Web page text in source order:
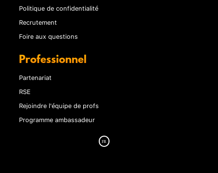
Politique de confidentialité
Recrutement
Foire aux questions
Professionnel
Partenariat
RSE
Rejoindre l'équipe de profs
Programme ambassadeur